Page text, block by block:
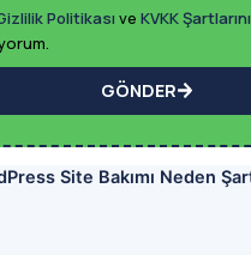
Politikası ve KVKK Şartlarını
GÖNDER